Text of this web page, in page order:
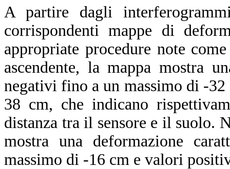
A partire dagli
corrispondenti mappe di
appropriate procedure note
ascendente, la mappa mostra
negativi fino a un massimo di -
38 cm, che indicano
distanza tra il sensore e il suolo.
mostra una deformazione
massimo di -16 cm e valori